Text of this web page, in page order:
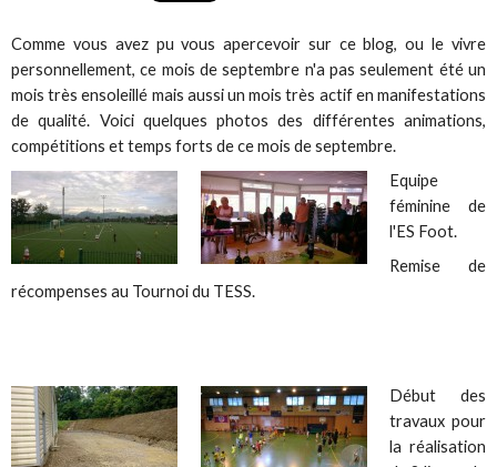
Comme vous avez pu vous apercevoir sur ce blog, ou le vivre
personnellement, ce mois de septembre n'a pas seulement été un
mois très ensoleillé mais aussi un mois très actif en manifestations
de qualité. Voici quelques photos des différentes animations,
compétitions et temps forts de ce mois de septembre.
Equipe
féminine de
l'ES Foot.
Remise de
récompenses au Tournoi du TESS.
Début des
travaux pour
la réalisation